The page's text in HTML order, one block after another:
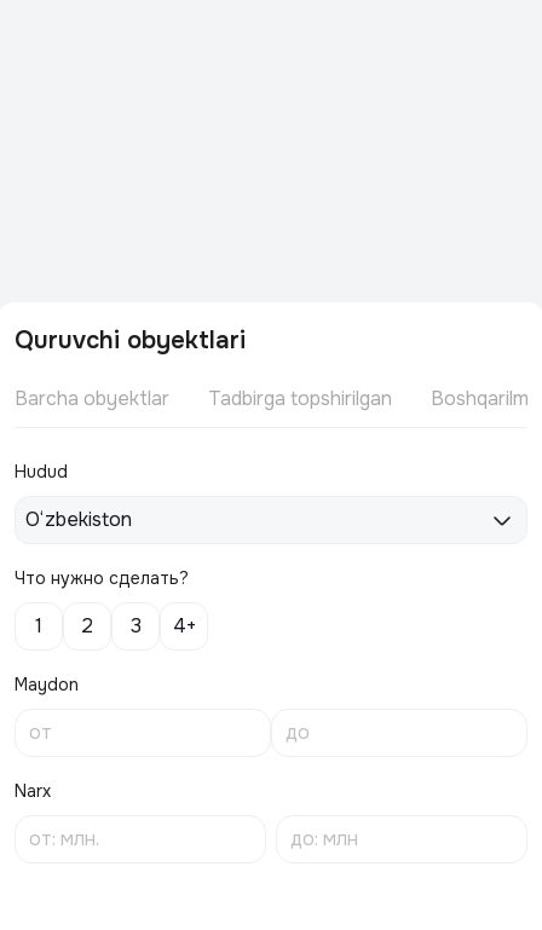
Quruvchi obyektlari
Barcha obyektlar Tadbirga topshirilgan
Hudud
O‘zbekiston
Что нужно сделать?
1 2 3 4+
Maydon
Narx